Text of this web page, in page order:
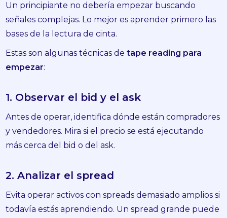
Un principiante no debería empezar buscando
señales complejas. Lo mejor es aprender primero las
bases de la lectura de cinta.
Estas son algunas técnicas detape reading para
empezar:
1. Observar el bid y el ask
Antes de operar, identifica dónde están compradores
y vendedores. Mira si el precio se está ejecutando
más cerca del bid o del ask.
2. Analizar el spread
Evita operar activos con spreads demasiado amplios si
todavía estás aprendiendo. Un spread grande puede